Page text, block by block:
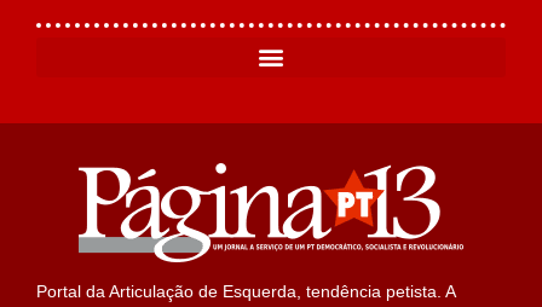
Portal da Articulação de Esquerda, tendência petista. A